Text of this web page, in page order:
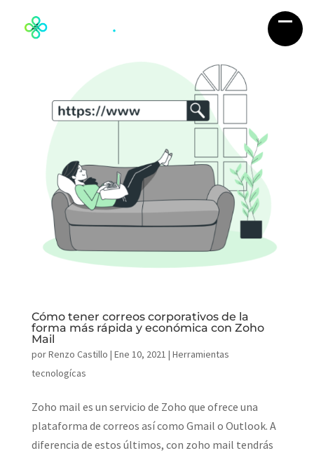
Cómo tener correos corporativos de la
forma más rápida y económica con Zoho
Mail
porRenzo Castillo | Ene 10, 2021 | Herramientas
tecnologícas
Zoho mail es un servicio de Zoho que ofrece una
plataforma de correos así como Gmail o Outlook. A
diferencia de estos últimos, con zoho mail tendrás